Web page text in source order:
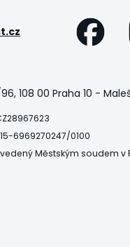
108 00 Praha 10 -
6969270247/0100
Městským soudem v